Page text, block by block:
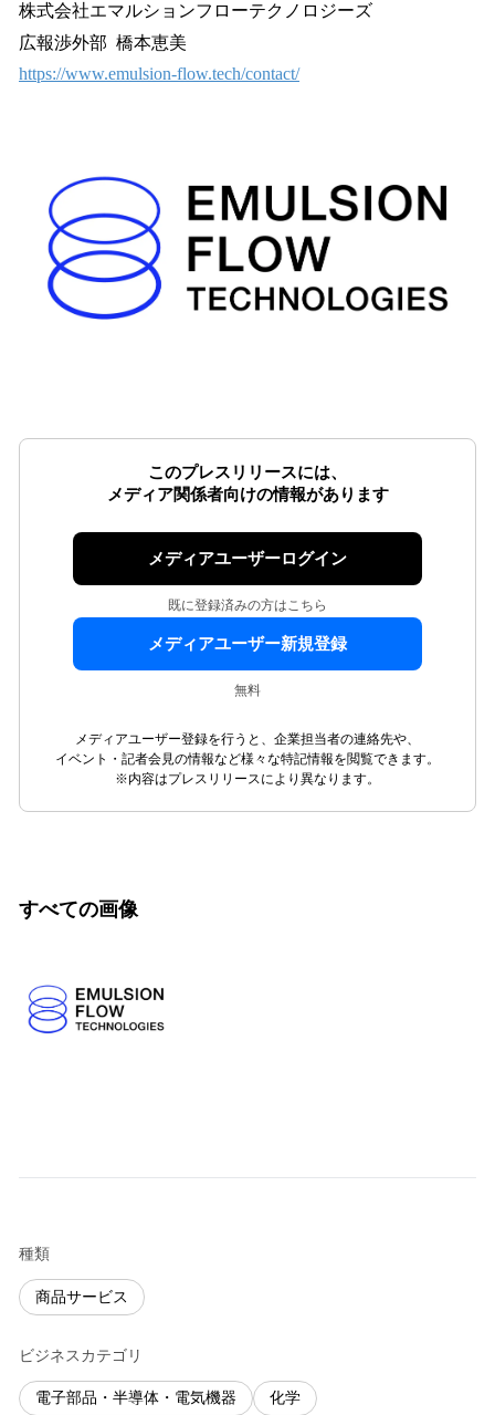
株式会社エマルションフローテクノロジーズ
広報渉外部 橋本恵美
https://www.emulsion-flow.tech/contact/
このプレスリリースには、
メディア関係者向けの情報があります
メディアユーザーログイン
既に登録済みの方はこちら
メディアユーザー新規登録
無料
メディアユーザー登録を行うと、企業担当者の連絡先や、
イベント・記者会見の情報など様々な特記情報を閲覧できます。
※内容はプレスリリースにより異なります。
すべての画像
種類
商品サービス
ビジネスカテゴリ
電子部品・半導体・電気機器 化学